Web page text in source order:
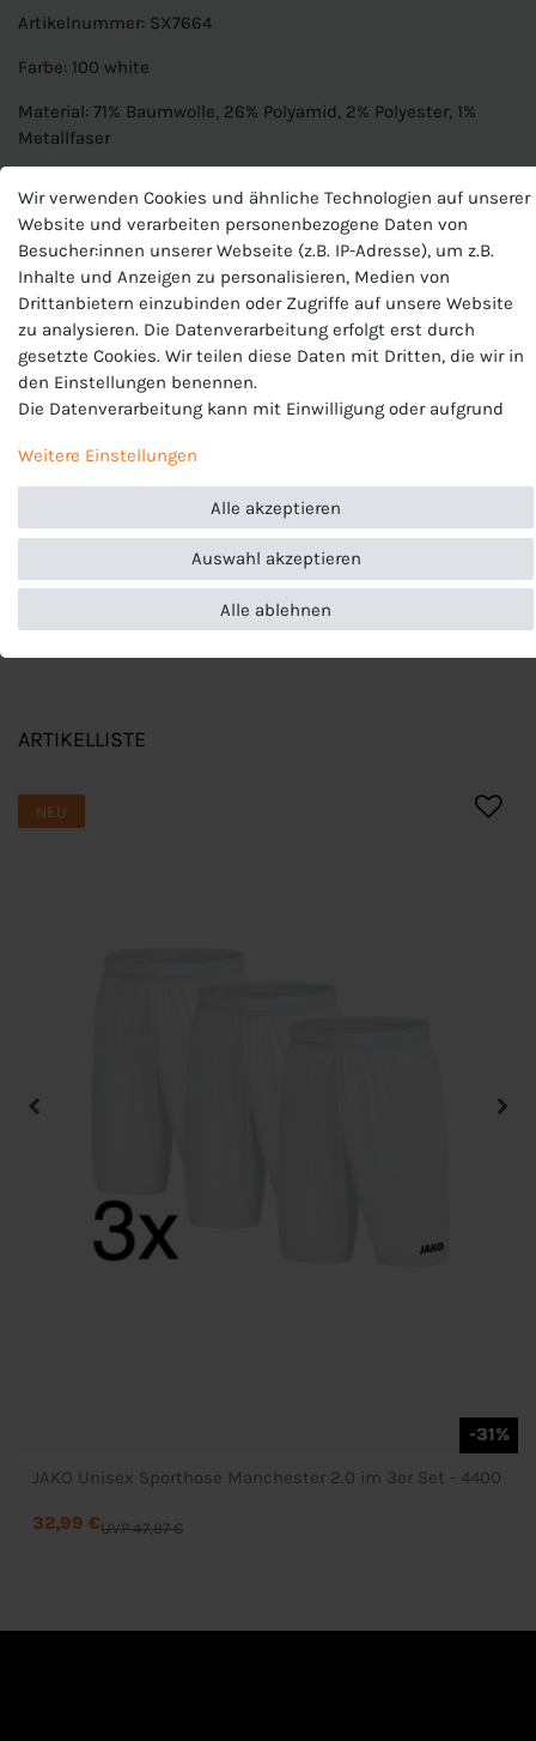
Artikelnummer: SX7664
Farbe: 100 white
Material: 71% Baumwolle, 26% Polyamid, 2% Polyester, 1%
Metallfaser
Baumwolle für Strapazierfähigkeit, Polsterung an Ferse und
Zehen gewährleistet Aufprallschutz
Produktnummer
SX7664 100
Hersteller
Nike
EU-Verantwortlicher
1213 NL Hilversum , Niederlande, +49 3034649110,
serviceinfo.de@nike.com
ARTIKELLISTE
-31%
NEU
JAKO Unisex Sporthose Manchester 2.0 im 3er Set - 4400
UVP 47,97 €
32,99 €
Wir verwenden Cookies und ähnliche Technologien auf unserer
Website und verarbeiten personenbezogene Daten von
Besucher:innen unserer Webseite (z.B. IP-Adresse), um z.B.
Inhalte und Anzeigen zu personalisieren, Medien von
Drittanbietern einzubinden oder Zugriffe auf unsere Website
zu analysieren. Die Datenverarbeitung erfolgt erst durch
gesetzte Cookies. Wir teilen diese Daten mit Dritten, die wir in
den Einstellungen benennen.
Die Datenverarbeitung kann mit Einwilligung oder aufgrund
erteilt oder abgelehnt werden. Es besteht das Recht, nicht
einzuwilligen und die Einwilligung zu einem späteren
Zeitpunkt zu ändern oder zu widerrufen. Beachten Sie unser
Impressumund weitere Hinweise zur Verwendung
personenbezogener Daten in unsererDaten­schutz­erklärung
Weitere Einstellungen
Alle akzeptieren
Alle ablehnen
Auswahl akzeptieren